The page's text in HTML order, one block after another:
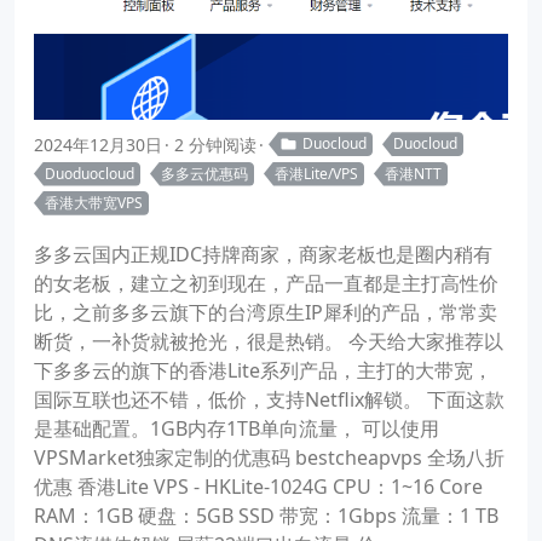
2024年12月30日 2 分钟阅读 Duocloud
Duocloud
Duoduocloud
多多云优惠码 香港Lite/VPS
香港NTT
香港大带宽VPS
多多云国内正规IDC持牌商家，商家老板也是圈内稍有
的女老板，建立之初到现在，产品一直都是主打高性价
比，之前多多云旗下的台湾原生IP犀利的产品，常常卖
断货，一补货就被抢光，很是热销。 今天给大家推荐以
下多多云的旗下的香港Lite系列产品，主打的大带宽，
国际互联也还不错，低价，支持Netflix解锁。 下面这款
是基础配置。1GB内存1TB单向流量， 可以使用
VPSMarket独家定制的优惠码 bestcheapvps 全场八折
优惠 香港Lite VPS - HKLite-1024G CPU：1~16 Core
RAM：1GB 硬盘：5GB SSD 带宽：1Gbps 流量：1 TB